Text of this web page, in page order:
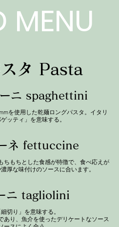
MENU
タ Pasta
ーニ spaghettini
を使用した乾麺ロングパスタ。イタリ
ッティ」を意味する。
ネ fettuccine
ちもちとした食感が特徴で、食べ応えが
厚な味付けのソースに合います。
ニ tagliolini
切り」を意味する。
あり、魚介を使ったデリケートなソース